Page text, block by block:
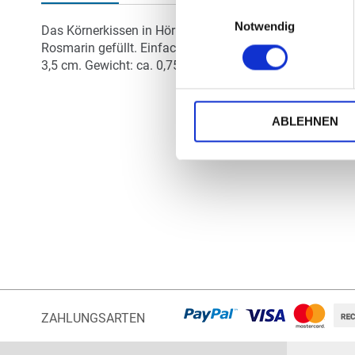
Einwilligungsauswahl
Notwendig
ABLEHNEN
der
Bildergalerie
springen
Das Körnerkissen in Hörnchenform (zertifiziert nach
Rosmarin gefüllt. Einfach in der Mikrowelle erwärmen.
3,5 cm. Gewicht: ca. 0,75 kg.
ZAHLUNGSARTEN